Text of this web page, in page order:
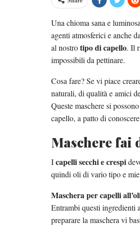
Una chioma sana e
agenti atmosferici e anche
al nostrotipo di capello. Il
impossibili da pettinare.
Cosa fare? Se vi piace
naturali, di qualità e amici
Queste maschere si
capello, a patto di
Maschere fai
Icapelli secchi e crespi
quindi oli di vario tipo e
Maschera per capelli
Entrambi questi ingredienti
preparare la maschera vi